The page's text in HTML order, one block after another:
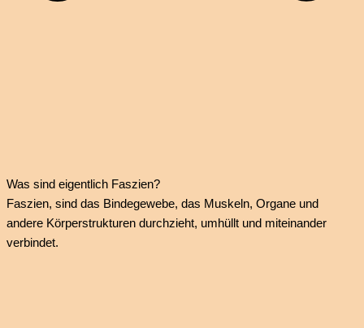
Was sind eigentlich Faszien?
Faszien, sind das Bindegewebe, das Muskeln, Organe und
andere Körperstrukturen durchzieht, umhüllt und miteinander
verbindet.